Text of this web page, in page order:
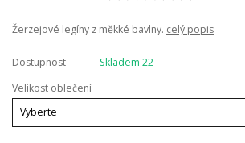
Žerzejové legíny z měkké bavlny. celý popis
Dostupnost
Skladem 22
Velikost oblečení